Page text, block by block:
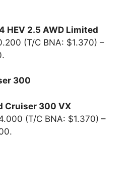
HEV 2.5 AWD Limited
(T/C BNA: $1.370) –
300
Cruiser 300 VX
(T/C BNA: $1.370) –